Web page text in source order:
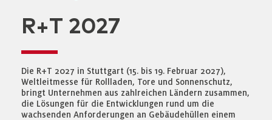
R+T 2027
Die R+T 2027 in Stuttgart (15. bis 19. Februar 2027),
Weltleitmesse für Rollladen, Tore und Sonnenschutz,
bringt Unternehmen aus zahlreichen Ländern zusammen,
die Lösungen für die Entwicklungen rund um die
wachsenden Anforderungen an Gebäudehüllen einem